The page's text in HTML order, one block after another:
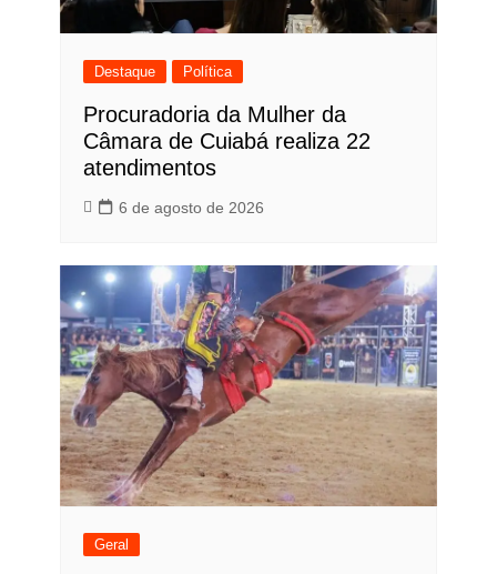
Destaque Política
Procuradoria da Mulher da
Câmara de Cuiabá realiza 22
atendimentos
6 de agosto de 2026
Geral